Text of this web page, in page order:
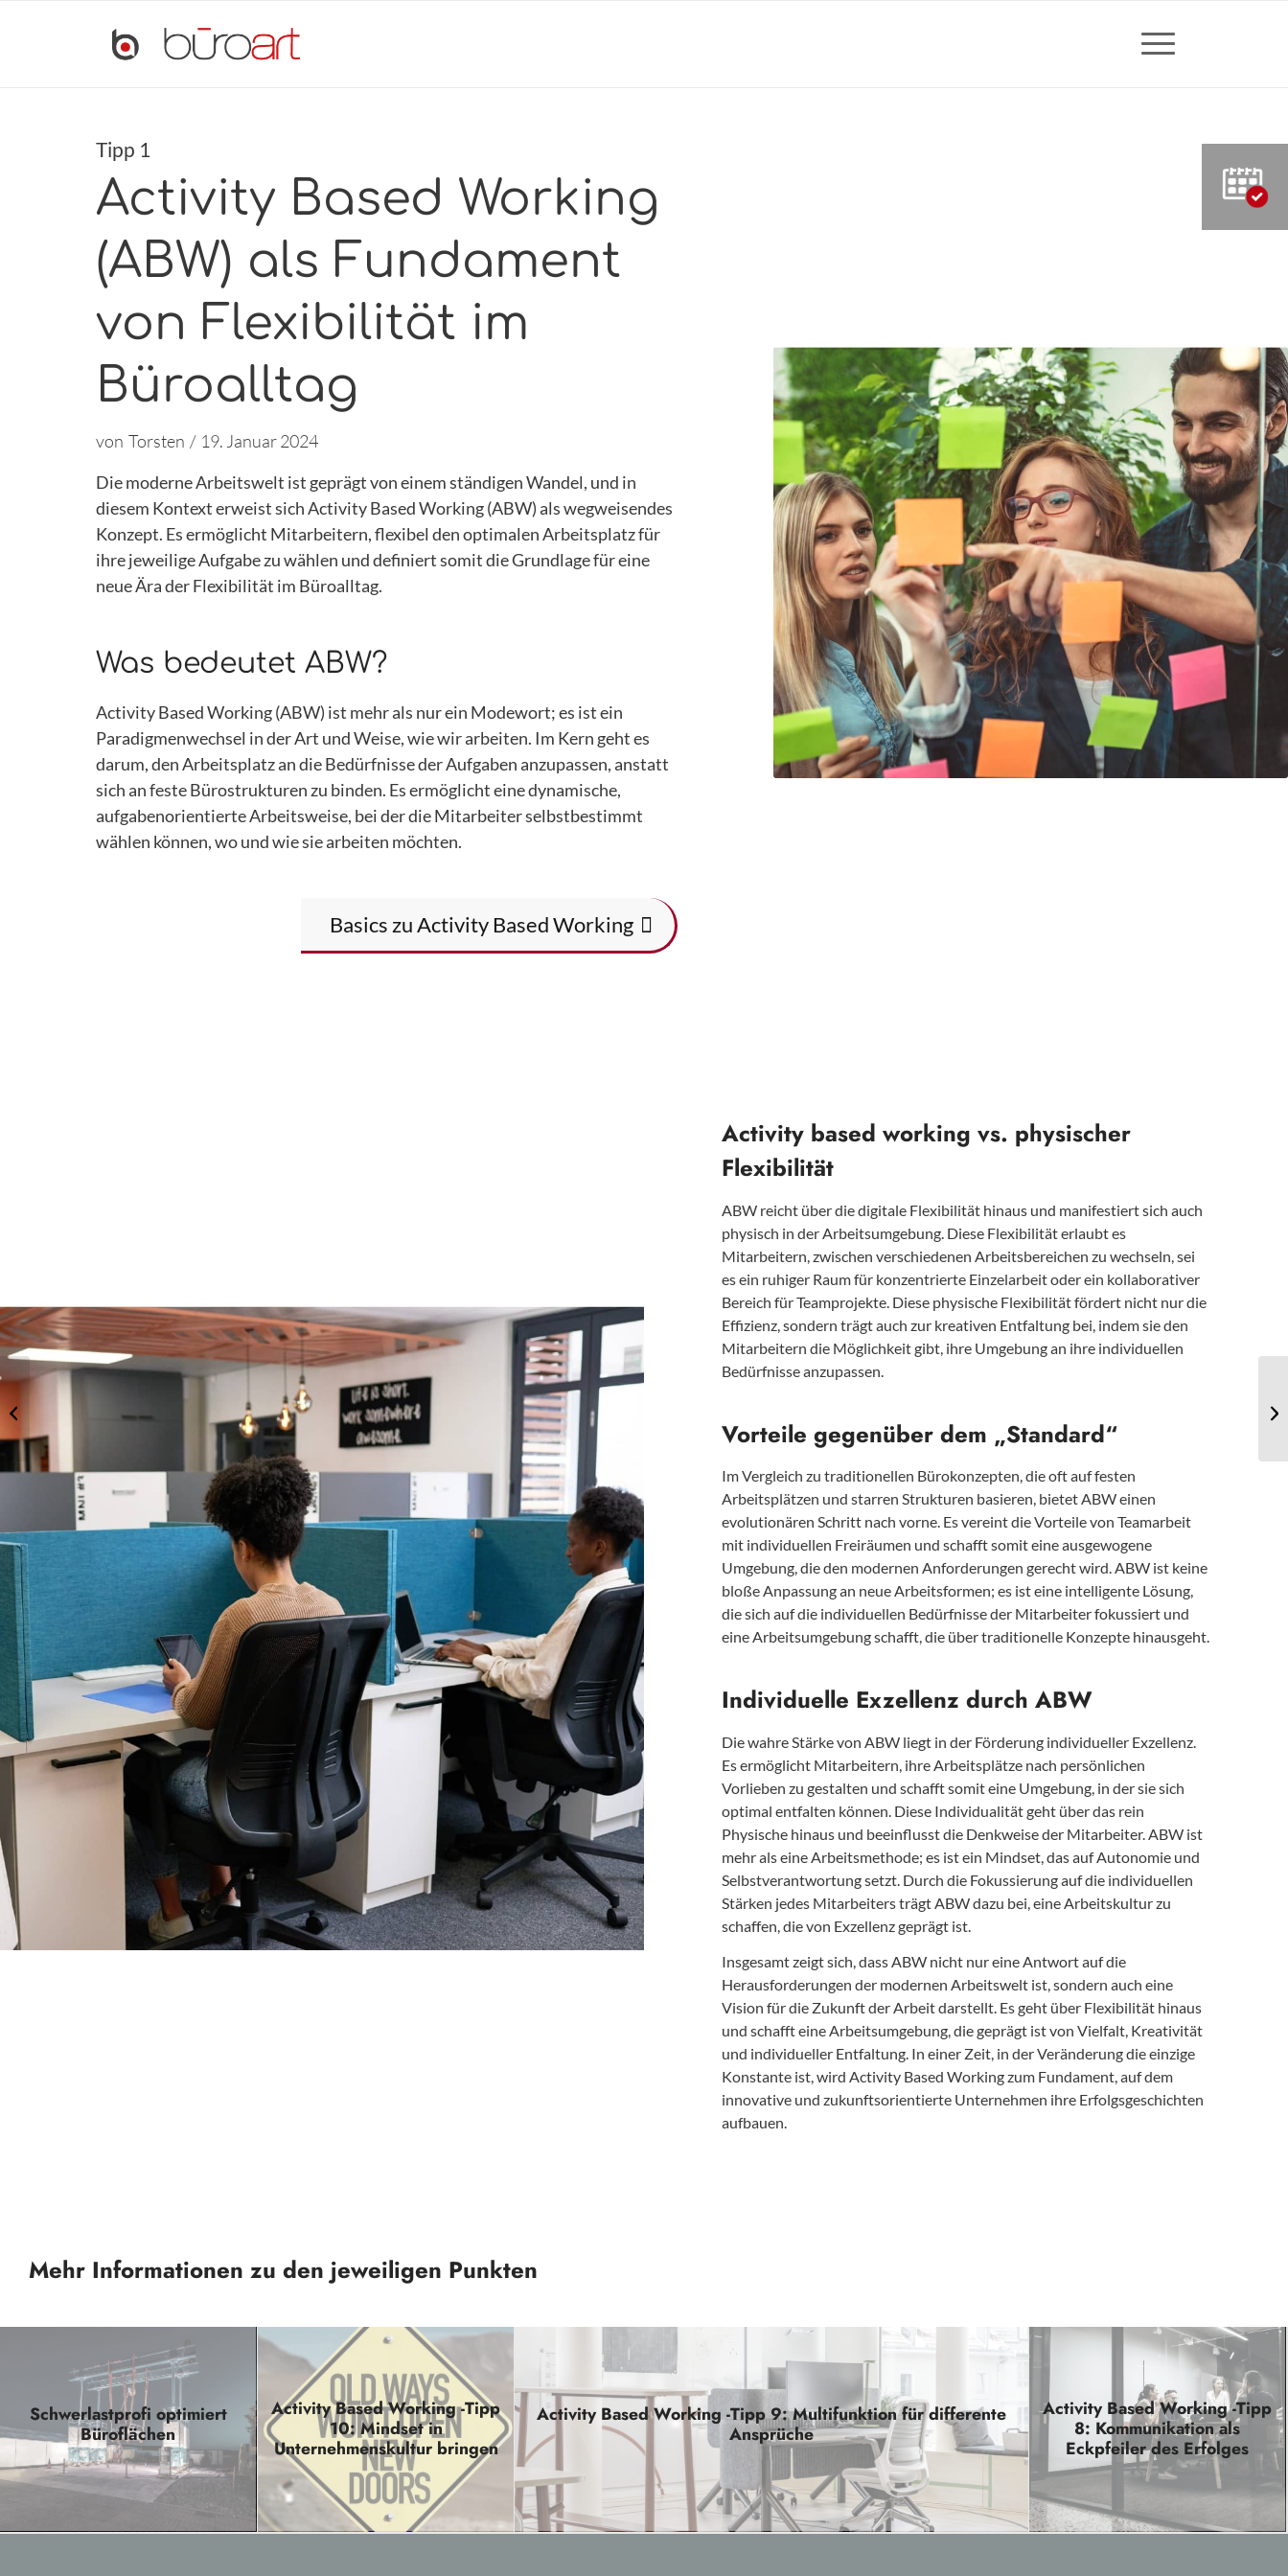
Tipp 1
Activity Based Working
(ABW) als Fundament
von Flexibilität im
Büroalltag
von Torsten / 19. Januar 2024
Die moderne Arbeitswelt ist geprägt von einem ständigen Wandel, und in
diesem Kontext erweist sich Activity Based Working (ABW) als wegweisendes
Konzept. Es ermöglicht Mitarbeitern, flexibel den optimalen Arbeitsplatz für
ihre jeweilige Aufgabe zu wählen und definiert somit die Grundlage für eine
neue Ära der Flexibilität im Büroalltag.
Was bedeutet ABW?
Activity Based Working (ABW) ist mehr als nur ein Modewort; es ist ein
Paradigmenwechsel in der Art und Weise, wie wir arbeiten. Im Kern geht es
darum, den Arbeitsplatz an die Bedürfnisse der Aufgaben anzupassen, anstatt
sich an feste Bürostrukturen zu binden. Es ermöglicht eine dynamische,
aufgabenorientierte Arbeitsweise, bei der die Mitarbeiter selbstbestimmt
wählen können, wo und wie sie arbeiten möchten.
Basics zu Activity Based Working
Activity based working vs. physischer
Flexibilität
ABW reicht über die digitale Flexibilität hinaus und manifestiert sich auch
physisch in der Arbeitsumgebung. Diese Flexibilität erlaubt es
Mitarbeitern, zwischen verschiedenen Arbeitsbereichen zu wechseln, sei
es ein ruhiger Raum für konzentrierte Einzelarbeit oder ein kollaborativer
Bereich für Teamprojekte. Diese physische Flexibilität fördert nicht nur die
Effizienz, sondern trägt auch zur kreativen Entfaltung bei, indem sie den
Mitarbeitern die Möglichkeit gibt, ihre Umgebung an ihre individuellen
Bedürfnisse anzupassen.
Vorteile gegenüber dem „Standard“
Im Vergleich zu traditionellen Bürokonzepten, die oft auf festen
Arbeitsplätzen und starren Strukturen basieren, bietet ABW einen
evolutionären Schritt nach vorne. Es vereint die Vorteile von Teamarbeit
mit individuellen Freiräumen und schafft somit eine ausgewogene
Umgebung, die den modernen Anforderungen gerecht wird. ABW ist keine
bloße Anpassung an neue Arbeitsformen; es ist eine intelligente Lösung,
die sich auf die individuellen Bedürfnisse der Mitarbeiter fokussiert und
eine Arbeitsumgebung schafft, die über traditionelle Konzepte hinausgeht.
Individuelle Exzellenz durch ABW
Die wahre Stärke von ABW liegt in der Förderung individueller Exzellenz.
Es ermöglicht Mitarbeitern, ihre Arbeitsplätze nach persönlichen
Vorlieben zu gestalten und schafft somit eine Umgebung, in der sie sich
optimal entfalten können. Diese Individualität geht über das rein
Physische hinaus und beeinflusst die Denkweise der Mitarbeiter. ABW ist
mehr als eine Arbeitsmethode; es ist ein Mindset, das auf Autonomie und
Selbstverantwortung setzt. Durch die Fokussierung auf die individuellen
Stärken jedes Mitarbeiters trägt ABW dazu bei, eine Arbeitskultur zu
schaffen, die von Exzellenz geprägt ist.
Insgesamt zeigt sich, dass ABW nicht nur eine Antwort auf die
Herausforderungen der modernen Arbeitswelt ist, sondern auch eine
Vision für die Zukunft der Arbeit darstellt. Es geht über Flexibilität hinaus
und schafft eine Arbeitsumgebung, die geprägt ist von Vielfalt, Kreativität
und individueller Entfaltung. In einer Zeit, in der Veränderung die einzige
Konstante ist, wird Activity Based Working zum Fundament, auf dem
innovative und zukunftsorientierte Unternehmen ihre Erfolgsgeschichten
aufbauen.
Mehr Informationen zu den jeweiligen Punkten
Schwerlastprofi optimiert
Büroflächen
Activity Based Working -Tipp
10: Mindset in
Unternehmenskultur bringen
Activity Based Working -Tipp 9: Multifunktion für differente
Ansprüche
Activity Based Working -Tipp
8: Kommunikation als
Eckpfeiler des Erfolges
Activity Based Working
erfolgreiches Change-
Manag...